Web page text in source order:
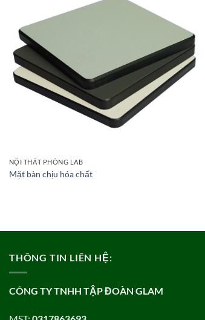
NỘI THẤT PHÒNG LAB
Mặt bàn chịu hóa chất
THÔNG TIN LIÊN HỆ:
CÔNG TY TNHH TẬP ĐOÀN GLAM